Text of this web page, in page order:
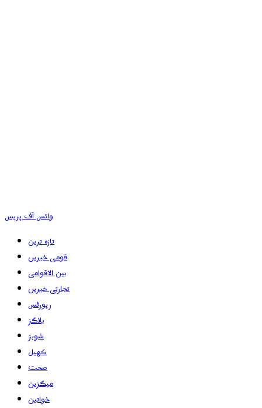
وائس آف پریس
تازہ ترین
قومی خبریں
بین الاقوامی
تجارتی خبریں
رپورٹس
بلاگز
شوبز
کھیل
صحت
میگزین
خواتین